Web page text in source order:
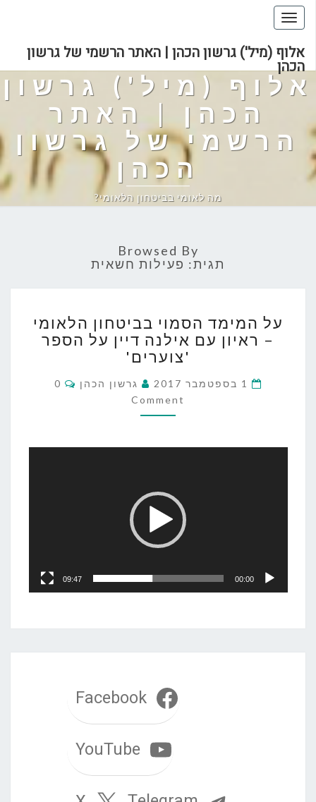
Toggle
navigation
אלוף (מיל') גרשון הכהן | האתר הרשמי של גרשון
הכהן
אלוף (מיל') גרשון
הכהן | האתר
הרשמי של גרשון
הכהן
מה לאומי בביטחון הלאומי?
Browsed By
תגית: פעילות חשאית
המימד
הסמוי
בביטחון
הלאומי
–
ראיון
אילנה
הספר
'צוערים'
על המימד הסמוי בביטחון הלאומי
– ראיון עם אילנה דיין על הספר
'צוערים'
1 בספטמבר 2017 גרשון הכהן Comments
0
Comment
00:00
09:47
Facebook
YouTube